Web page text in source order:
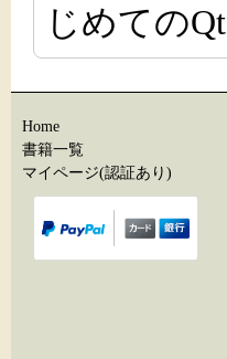
じめてのQt
Home
書籍一覧
マイページ(認証あり)